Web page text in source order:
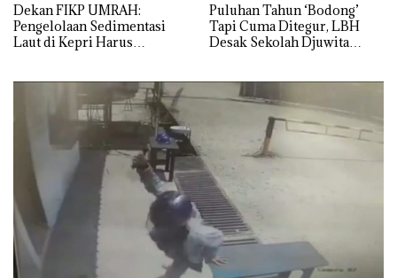
Dekan FIKP UMRAH:
Pengelolaan Sedimentasi
Laut di Kepri Harus
dengan Konservasi
Puluhan Tahun ‘Bodong’
Tapi Cuma Ditegur, LBH
Desak Sekolah Djuwita